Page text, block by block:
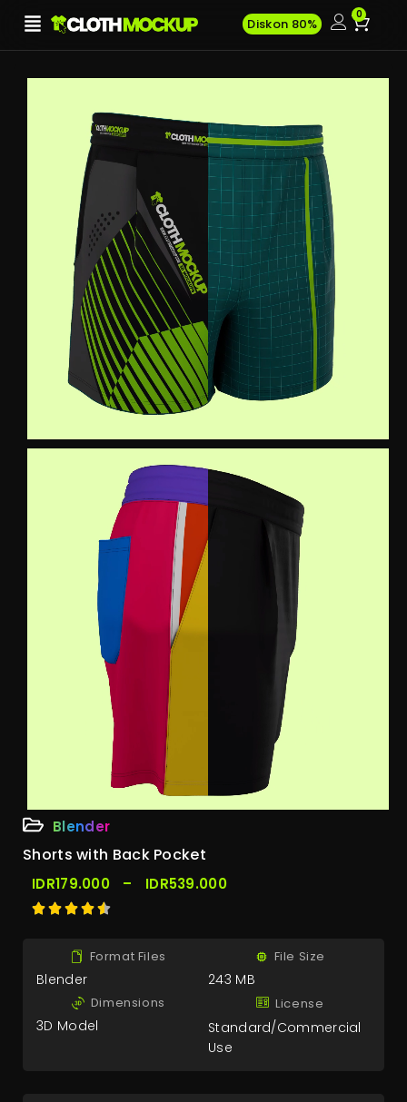
Diskon 80%
0
Blender
Shorts with Back Pocket
IDR179.000 – IDR539.000
Format Files
Blender
File Size
243 MB
Dimensions
3D Model
License
Standard/Commercial
Use